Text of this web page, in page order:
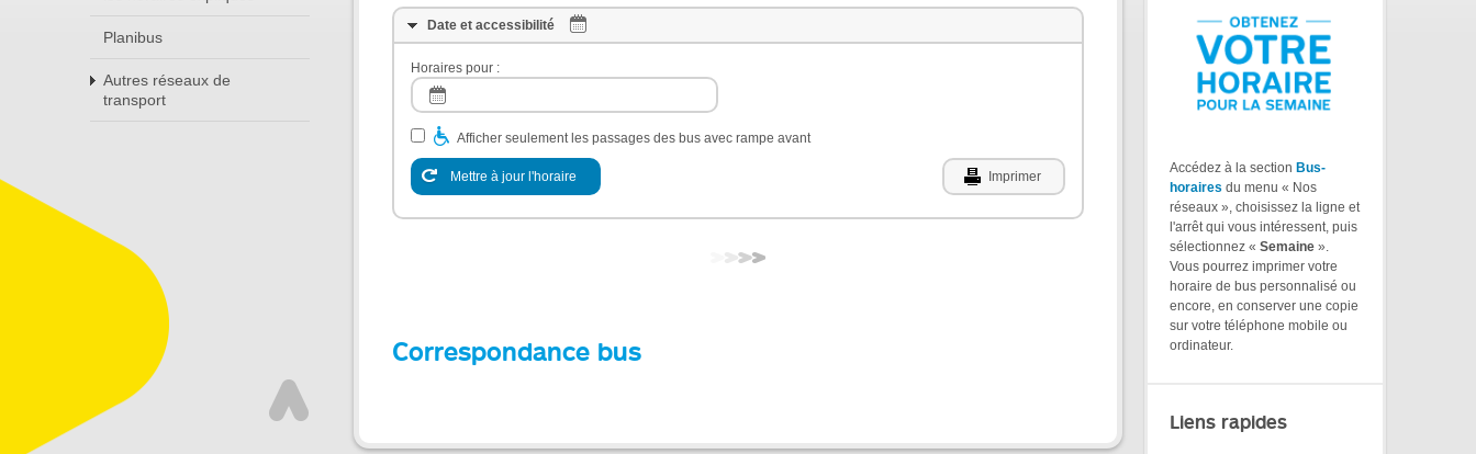
Planibus
Autres réseaux de
transport
Date et accessibilité
Horaires pour :
Afficher seulement les passages des bus avec rampe avant
Mettre à jour l'horaire Imprimer
Correspondance bus
Accédez à la section Bus-
horaires du menu « Nos
réseaux », choisissez la ligne et
l'arrêt qui vous intéressent, puis
sélectionnez « Semaine ».
Vous pourrez imprimer votre
horaire de bus personnalisé ou
encore, en conserver une copie
sur votre téléphone mobile ou
ordinateur.
Liens rapides